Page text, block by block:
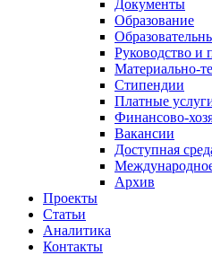
Документы
Образование
Руководство и
Материально-
Стипендии
Платные
Финансово-
Вакансии
Доступная
Архив
Проекты
Статьи
Аналитика
Контакты